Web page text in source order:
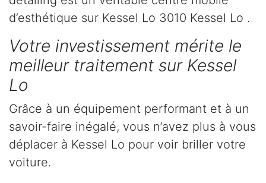
d’esthétique sur Kessel Lo 3010 Kessel Lo .
Votre investissement mérite le
meilleur traitement sur Kessel
Lo
Grâce à un équipement performant et à un
savoir-faire inégalé, vous n’avez plus à vous
déplacer à Kessel Lo pour voir briller votre
voiture.